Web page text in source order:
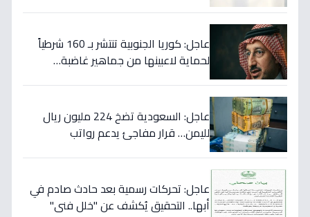
عاجل: كوريا الجنوبية تنتشر بـ 160 شرطياً
لحماية لاعبينها من جماهير غاضبة…
عاجل: السعودية تضخ 224 مليون ريال
لليمن… قرار مفاجئ يدعم رواتب
عاجل: تحركات رسمية بعد حادث صادم في
أبها.. التحقيق يُكشف عن "خلل فني"